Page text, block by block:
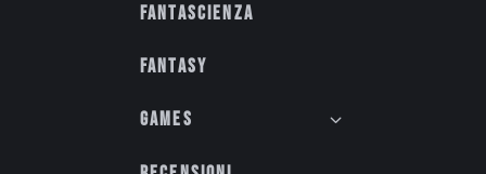
Fantascienza
Fantasy
Games